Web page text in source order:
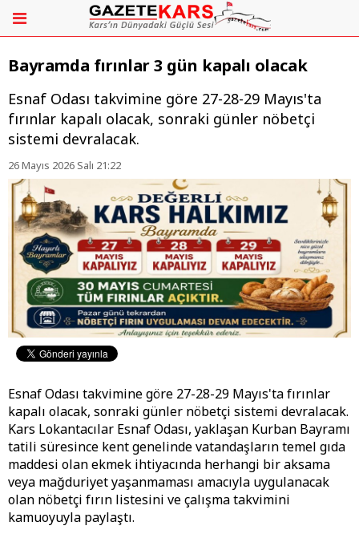
Bayramda fırınlar 3 gün kapalı olacak
Esnaf Odası takvimine göre 27-28-29 Mayıs'ta
fırınlar kapalı olacak, sonraki günler nöbetçi
sistemi devralacak.
26 Mayıs 2026 Salı 21:22
Esnaf Odası takvimine göre 27-28-29 Mayıs'ta fırınlar
kapalı olacak, sonraki günler nöbetçi sistemi devralacak.
Kars Lokantacılar Esnaf Odası, yaklaşan Kurban Bayramı
tatili süresince kent genelinde vatandaşların temel gıda
maddesi olan ekmek ihtiyacında herhangi bir aksama
veya mağduriyet yaşanmaması amacıyla uygulanacak
olan nöbetçi fırın listesini ve çalışma takvimini
kamuoyuyla paylaştı.